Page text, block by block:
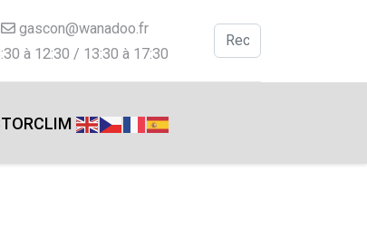
gascon@wanadoo.fr
à 12:30 / 13:30 à 17:30
Valider